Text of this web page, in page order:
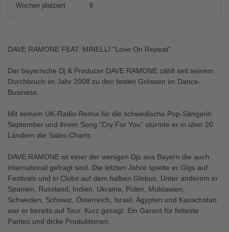
Wochen platziert
8
DAVE RAMONE FEAT. MINELLI "Love On Repeat"
Der bayerische Dj & Producer DAVE RAMONE zählt seit seinem
Durchbruch im Jahr 2008 zu den festen Grössen im Dance-
Business.
Mit seinem UK-Radio-Remix für die schwedische Pop-Sängerin
September und ihrem Song “Cry For You” stürmte er in über 20
Ländern die Sales-Charts.
DAVE RAMONE ist einer der wenigen Djs aus Bayern die auch
international gefragt sind. Die letzten Jahre spielte er Gigs auf
Festivals und in Clubs auf dem halben Globus. Unter anderem in
Spanien, Russland, Indien, Ukraine, Polen, Moldawien,
Schweden, Schweiz, Österreich, Israel, Ägypten und Kasachstan
war er bereits auf Tour. Kurz gesagt: Ein Garant für fetteste
Parties und dicke Produktionen.